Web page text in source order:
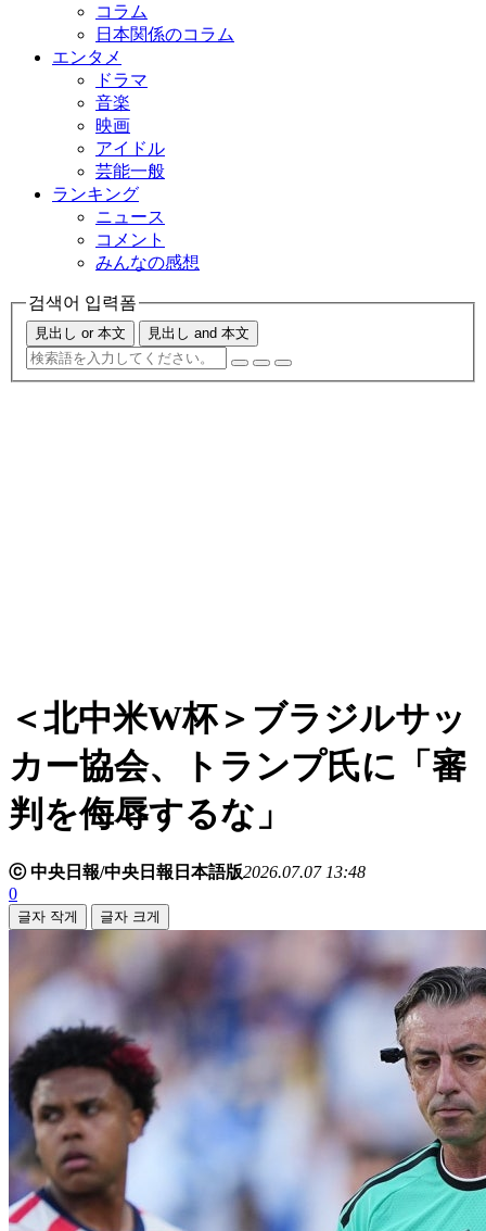
コラム
日本関係のコラム
エンタメ
ドラマ
音楽
映画
アイドル
芸能一般
ランキング
ニュース
コメント
みんなの感想
검색어 입력폼
見出し or 本文 見出し and 本文
＜北中米W杯＞ブラジルサッ
カー協会、トランプ氏に「審
判を侮辱するな」
ⓒ 中央日報/中央日報日本語版2026.07.07 13:48
0
글자 작게 글자 크게